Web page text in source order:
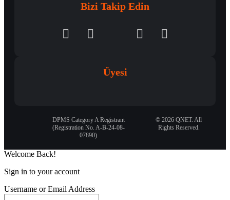
Bizi Takip Edin
Üyesi
© 2026 QNET. All
Rights Reserved.
DPMS Category A Registrant
(Registration No. A-B-24-08-
07890)
Welcome Back!
Sign in to your account
Username or Email Address